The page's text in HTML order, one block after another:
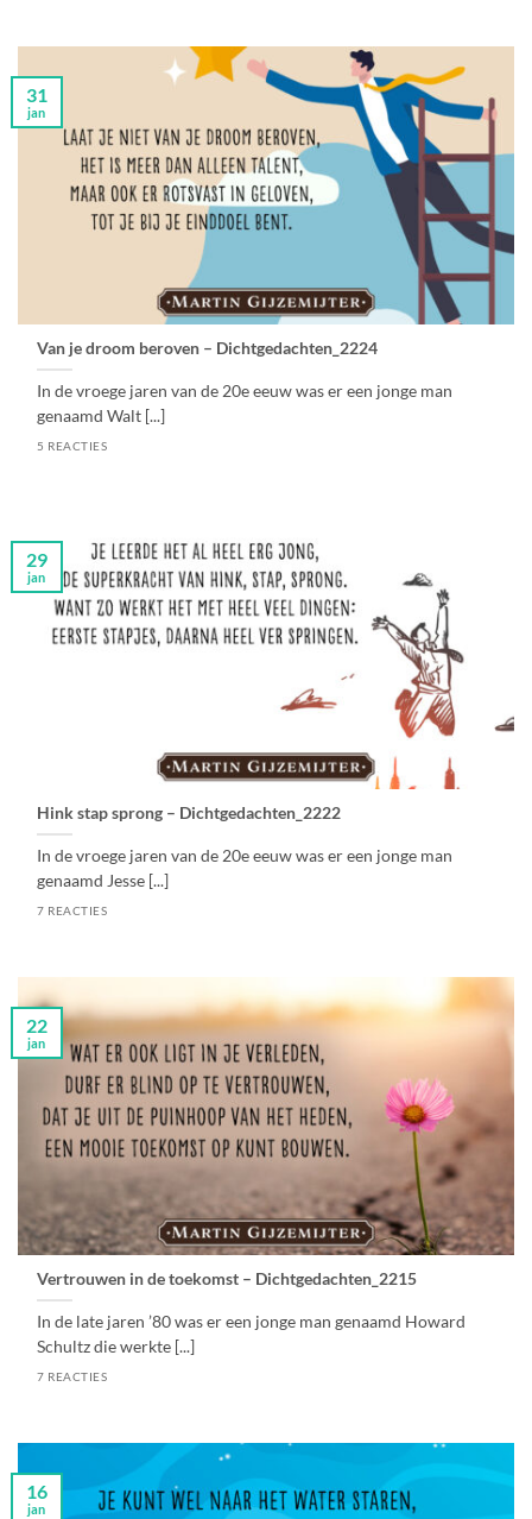
Van je droom beroven – Dichtgedachten_2224
In de vroege jaren van de 20e eeuw was er een jonge man
genaamd Walt [...]
5 REACTIES
31
jan
Hink stap sprong – Dichtgedachten_2222
In de vroege jaren van de 20e eeuw was er een jonge man
genaamd Jesse [...]
7 REACTIES
29
jan
Vertrouwen in de toekomst – Dichtgedachten_2215
In de late jaren ’80 was er een jonge man genaamd Howard
Schultz die werkte [...]
7 REACTIES
22
jan
16
jan